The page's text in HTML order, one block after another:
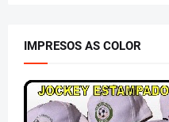
IMPRESOS AS COLOR